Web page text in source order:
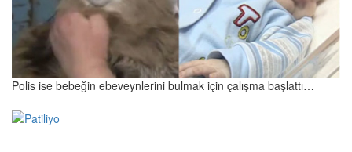
Polis ise bebeğin ebeveynlerini bulmak için çalışma başlattı…